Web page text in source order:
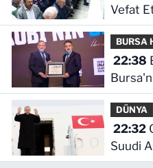
Vefat
BURSA
22:38
DÜNYA
22:32Cumhurbaşkanı Erdoğan,
Suudi